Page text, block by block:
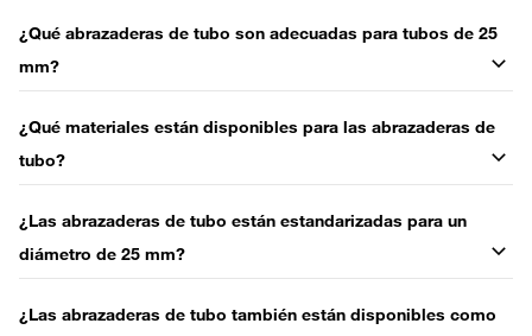
¿Qué abrazaderas de tubo son adecuadas para tubos de 25
mm?
¿Qué materiales están disponibles para las abrazaderas de
tubo?
¿Las abrazaderas de tubo están estandarizadas para un
diámetro de 25 mm?
¿Las abrazaderas de tubo también están disponibles como